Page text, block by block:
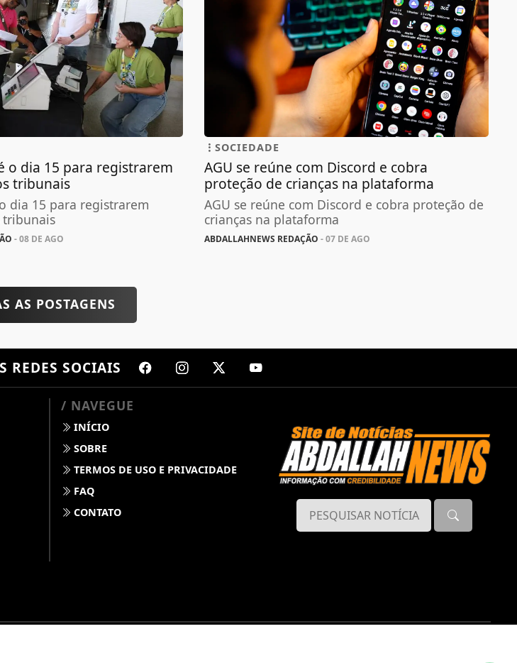
o dia 15 para registrarem
tribunais
dia 15 para registrarem
tribunais
- 08 DE AGO
SOCIEDADE
AGU se reúne com Discord e cobra
proteção de crianças na plataforma
AGU se reúne com Discord e cobra proteção de
crianças na plataforma
ABDALLAHNEWS REDAÇÃO - 07 DE AGO
AS POSTAGENS
REDES SOCIAIS
/ NAVEGUE
INÍCIO
SOBRE
TERMOS DE USO E PRIVACIDADE
FAQ
CONTATO